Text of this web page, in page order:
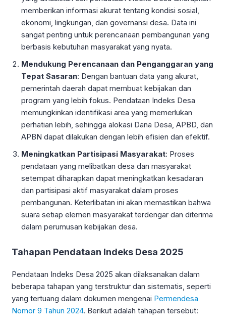
memberikan informasi akurat tentang kondisi sosial,
ekonomi, lingkungan, dan governansi desa. Data ini
sangat penting untuk perencanaan pembangunan yang
berbasis kebutuhan masyarakat yang nyata.
Mendukung Perencanaan dan Penganggaran yang
Tepat Sasaran: Dengan bantuan data yang akurat,
pemerintah daerah dapat membuat kebijakan dan
program yang lebih fokus. Pendataan Indeks Desa
memungkinkan identifikasi area yang memerlukan
perhatian lebih, sehingga alokasi Dana Desa, APBD, dan
APBN dapat dilakukan dengan lebih efisien dan efektif.
Meningkatkan Partisipasi Masyarakat: Proses
pendataan yang melibatkan desa dan masyarakat
setempat diharapkan dapat meningkatkan kesadaran
dan partisipasi aktif masyarakat dalam proses
pembangunan. Keterlibatan ini akan memastikan bahwa
suara setiap elemen masyarakat terdengar dan diterima
dalam perumusan kebijakan desa.
Tahapan Pendataan Indeks Desa 2025
Pendataan Indeks Desa 2025 akan dilaksanakan dalam
beberapa tahapan yang terstruktur dan sistematis, seperti
yang tertuang dalam dokumen mengenai Permendesa
Nomor 9 Tahun 2024. Berikut adalah tahapan tersebut: